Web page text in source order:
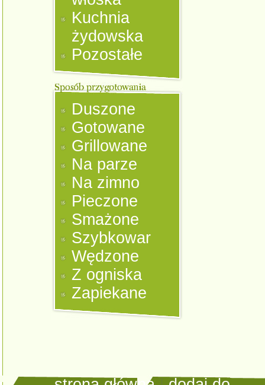
Kuchnia
żydowska
Pozostałe
Duszone
Gotowane
Grillowane
Na parze
Na zimno
Pieczone
Smażone
Szybkowar
Wędzone
Z ogniska
Zapiekane